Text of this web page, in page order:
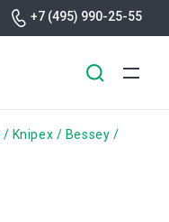
+7 (495) 990-25-55
Knipex
Bessey